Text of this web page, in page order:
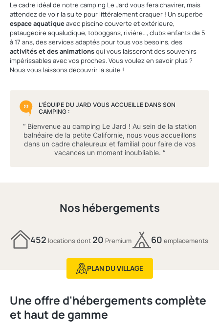
Le cadre idéal de notre camping Le Jard vous fera chavirer, mais
attendez de voir la suite pour littéralement craquer ! Un superbe
espace aquatiqueavec piscine couverte et extérieure,
pataugeoire aqualudique, toboggans, rivière…, clubs enfants de 5
à 17 ans, des services adaptés pour tous vos besoins, des
activités et des animationsqui vous laisseront des souvenirs
impérissables avec vos proches. Vous voulez en savoir plus ?
Nous vous laissons découvrir la suite !
L'ÉQUIPE DU JARD VOUS ACCUEILLE DANS SON
CAMPING :
“ Bienvenue au camping Le Jard ! Au sein de la station
balnéaire de la petite Californie, nous vous accueillons
dans un cadre chaleureux et familial pour faire de vos
vacances un moment inoubliable. “
Nos hébergements
452 locations dont 20 Premium 60 emplacements
PLAN DU VILLAGE
Une offre d'hébergements complète
et haut de gamme